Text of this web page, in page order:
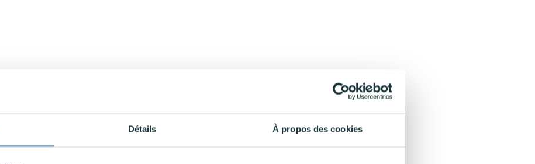
Détails À propos des cookies